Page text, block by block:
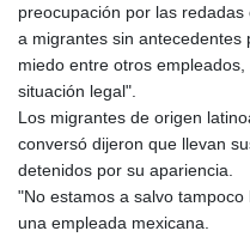
preocupación por las
a migrantes sin antecedentes
miedo entre otros
situación legal".
Los migrantes de origen
conversó dijeron que llevan
detenidos por su apariencia.
"No estamos a salvo
una empleada mexicana.